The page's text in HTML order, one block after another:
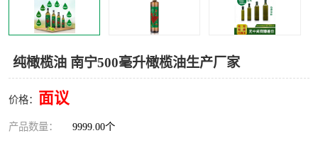
纯橄榄油 南宁500毫升橄榄油生产厂家
价格： 面议
产品数量： 9999.00个